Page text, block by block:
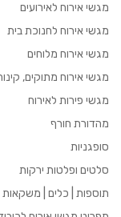
מגשי אירוח לאירועים
מגשי אירוח לחנוכת בית
מגשי אירוח מלוחים
מגשי אירוח מתוקים,
מגשי פירות לאירוח
מהדורת חורף
סופגניות
סלטים ופלטות ירקות
תוספות | כלים | משקאות